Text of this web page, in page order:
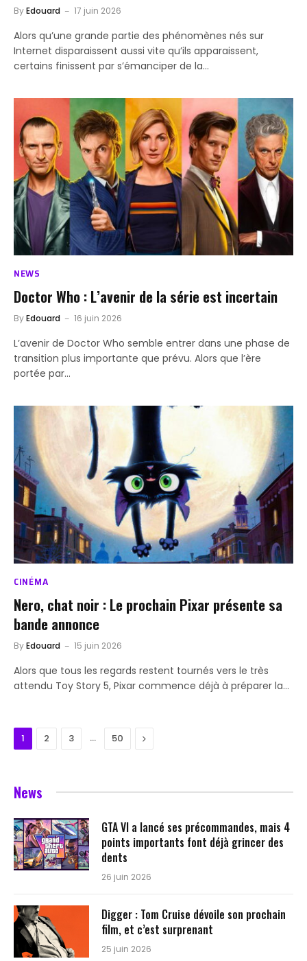
ByEdouard 17 juin 2026
Alors qu’une grande partie des phénomènes nés sur
Internet disparaissent aussi vite qu’ils apparaissent,
certains finissent par s’émanciper de la…
NEWS
Doctor Who : L’avenir de la série est incertain
ByEdouard 16 juin 2026
L’avenir de Doctor Who semble entrer dans une phase de
transition plus importante que prévu. Alors que l’ère
portée par…
CINÉMA
Nero, chat noir : Le prochain Pixar présente sa
bande annonce
ByEdouard 15 juin 2026
Alors que tous les regards restent tournés vers le très
attendu Toy Story 5, Pixar commence déjà à préparer la…
1 2 3 … 50 Next
News
GTA VI a lancé ses précommandes, mais 4
points importants font déjà grincer des
dents
26 juin 2026
Digger : Tom Cruise dévoile son prochain
film, et c’est surprenant
25 juin 2026